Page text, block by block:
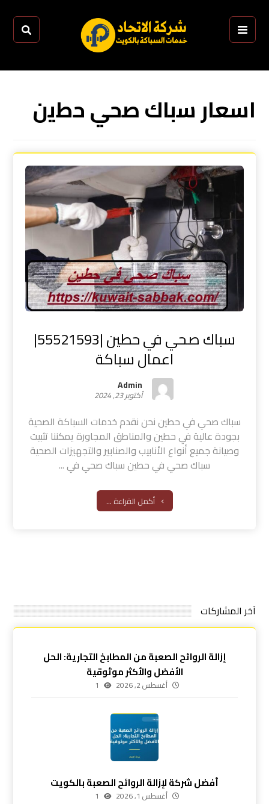
اﺳﻌﺎر ﺳﺑﺎك ﺻﺣﻲ ﺣطﻳن
سباك صحي في حطين |55521593|
اعمال سباكة
Admin
أكتوبر 23, 2024
سباك صحي في حطين نحن نقدم خدمات السباكة الصحية
بجودة عالية في حطين والمناطق المجاورة يمكننا تثبيت
وصيانة جميع أنواع الأنابيب والصنابير والتجهيزات الصحية
سباك صحي في حطين سباك صحي في ...
أكمل القراءة ...
آخر المشاركات
إزالة الروائح الصعبة من المطابخ التجارية: الحل
الأفضل والأكثر موثوقية
أغسطس 2, 2026 1
أفضل شركة لإزالة الروائح الصعبة بالكويت
أغسطس 1, 2026 1